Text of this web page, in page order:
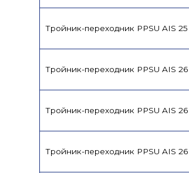
Тройник-переходник PPSU AIS
Тройник-переходник PPSU AIS 26
Тройник-переходник PPSU AIS
Тройник-переходник PPSU AIS